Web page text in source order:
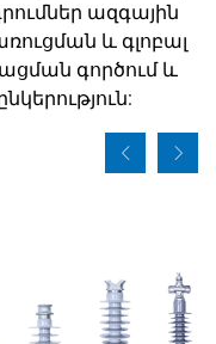
ազգային
և գլոբալ
գործում և